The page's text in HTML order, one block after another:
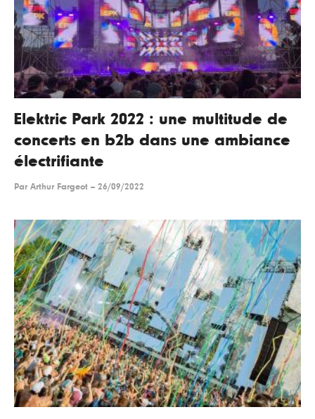
Elektric Park 2022 : une multitude de
concerts en b2b dans une ambiance
électrifiante
Par Arthur Fargeot -- 26/09/2022